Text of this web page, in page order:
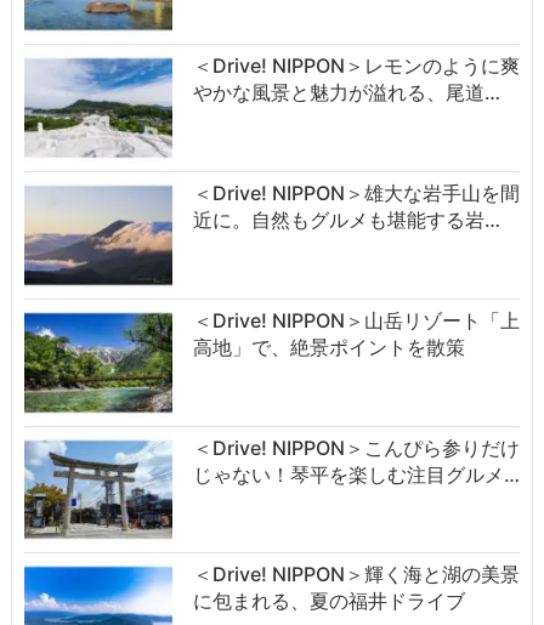
＜Drive! NIPPON＞レモンのように爽
やかな風景と魅力が溢れる、尾道…
＜Drive! NIPPON＞雄大な岩手山を間
近に。自然もグルメも堪能する岩…
＜Drive! NIPPON＞山岳リゾート「上
高地」で、絶景ポイントを散策
＜Drive! NIPPON＞こんぴら参りだけ
じゃない！琴平を楽しむ注目グルメ…
＜Drive! NIPPON＞輝く海と湖の美景
に包まれる、夏の福井ドライブ